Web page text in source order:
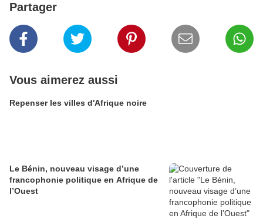
Partager
Vous aimerez aussi
Repenser les villes d'Afrique noire
Le Bénin, nouveau visage d’une
francophonie politique en Afrique de
l’Ouest